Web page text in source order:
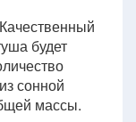
будет
сонной
массы.